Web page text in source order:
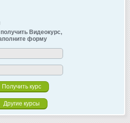
Видеокурс,
форму
Другие курсы